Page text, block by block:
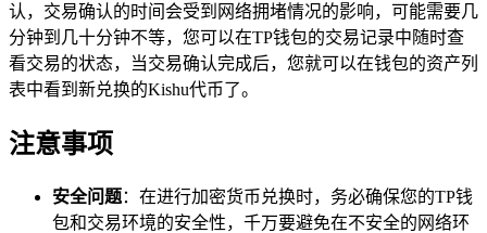
认，交易确认的时间会受到网络拥堵情况的影响，可能需要几
分钟到几十分钟不等，您可以在TP钱包的交易记录中随时查
看交易的状态，当交易确认完成后，您就可以在钱包的资产列
表中看到新兑换的Kishu代币了。
注意事项
安全问题：在进行加密货币兑换时，务必确保您的TP钱
包和交易环境的安全性，千万要避免在不安全的网络环